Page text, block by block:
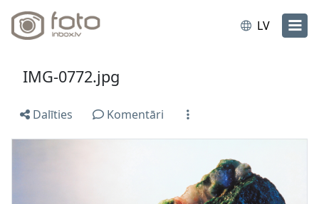
LV
IMG-0772.jpg
Dalīties Komentāri